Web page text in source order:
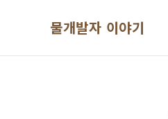
물개발자 이야기